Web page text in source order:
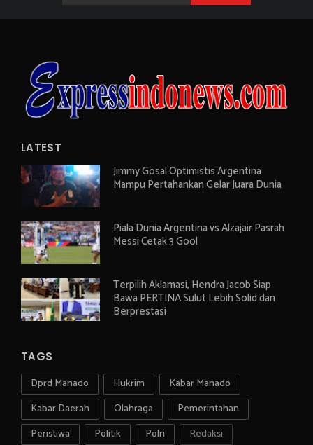
LATEST
Jimmy Gosal Optimistis Argentina
Mampu Pertahankan Gelar Juara Dunia
Piala Dunia Argentina vs Alzajair Pasrah
Messi Cetak 3 Gool
Terpilih Aklamasi, Hendra Jacob Siap
Bawa PERTINA Sulut Lebih Solid dan
Berprestasi
TAGS
Dprd Manado Hukrim
Kabar Manado
Kabar Daerah
Olahraga
Pemerintahan
Peristiwa
Politik Polri Redaksi